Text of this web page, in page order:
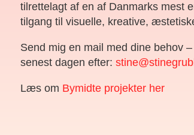
tilrettelagt af en af Danmarks mest
tilgang til visuelle, kreative,
Send mig en mail med dine behov
senest dagen efter:
Læs om Bymidte projekter her